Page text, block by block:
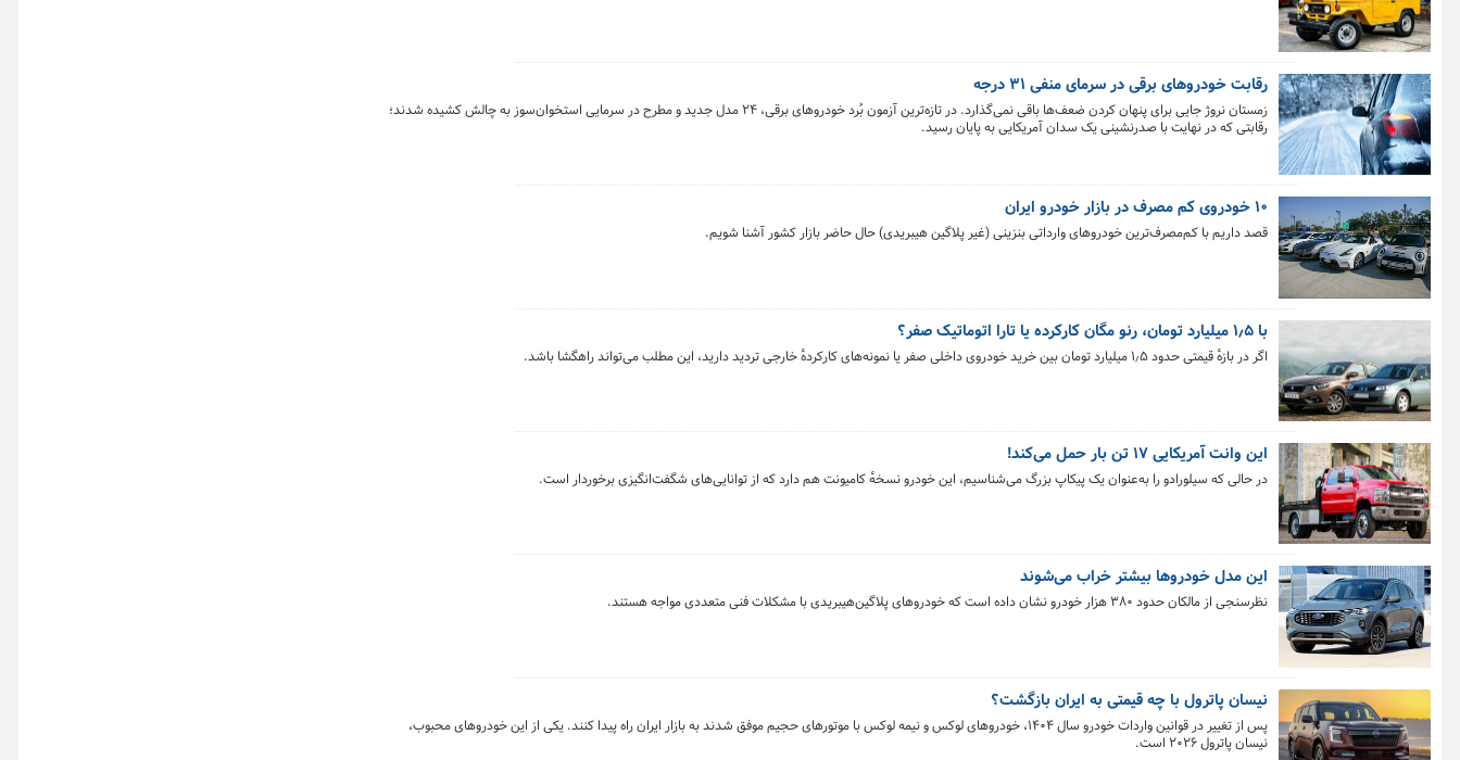
رقابت خودروهای برقی‌ در سرمای منفی ۳۱ درجه
زمستان نروژ جایی برای پنهان کردن ضعف‌ها باقی نمی‌گذارد. در تازه‌ترین آزمون بُرد خودروهای برقی، ۲۴ مدل جدید و مطرح در سرمایی استخوان‌سوز به چالش کشیده شدند؛
رقابتی که در نهایت با صدرنشینی یک سدان آمریکایی به پایان رسید.
۱۰ خودروی کم مصرف در بازار خودرو ایران
قصد داریم با کم‌مصرف‌ترین خودروهای وارداتی بنزینی (غیر پلاگین هیبریدی) حال حاضر بازار کشور آشنا شویم.
با ۱٫۵ میلیارد تومان، رنو مگان کارکرده یا تارا اتوماتیک صفر؟
اگر در بازهٔ قیمتی حدود ۱٫۵ میلیارد تومان بین خرید خودروی داخلی صفر یا نمونه‌های کارکردهٔ خارجی تردید دارید، این مطلب می‌تواند راهگشا باشد.
این وانت آمریکایی ۱۷ تن بار حمل می‌کند!
در حالی‌ که سیلورادو را به‌عنوان یک پیکاپ بزرگ می‌شناسیم، این خودرو نسخهٔ کامیونت هم دارد که از توانایی‌های شگفت‌انگیزی برخوردار است.
این مدل خودروها بیشتر خراب می‌شوند
نظرسنجی از مالکان حدود ۳۸۰ هزار خودرو نشان داده است که خودروهای پلاگین‌هیبریدی با مشکلات فنی متعددی مواجه هستند.
نیسان پاترول با چه قیمتی به ایران بازگشت؟
پس از تغییر در قوانین واردات خودرو سال ۱۴۰۴، خودروهای لوکس و نیمه لوکس با موتورهای حجیم موفق شدند به بازار ایران راه پیدا کنند. یکی از این خودروهای محبوب،
نیسان پاترول ۲۰۲۶ است.